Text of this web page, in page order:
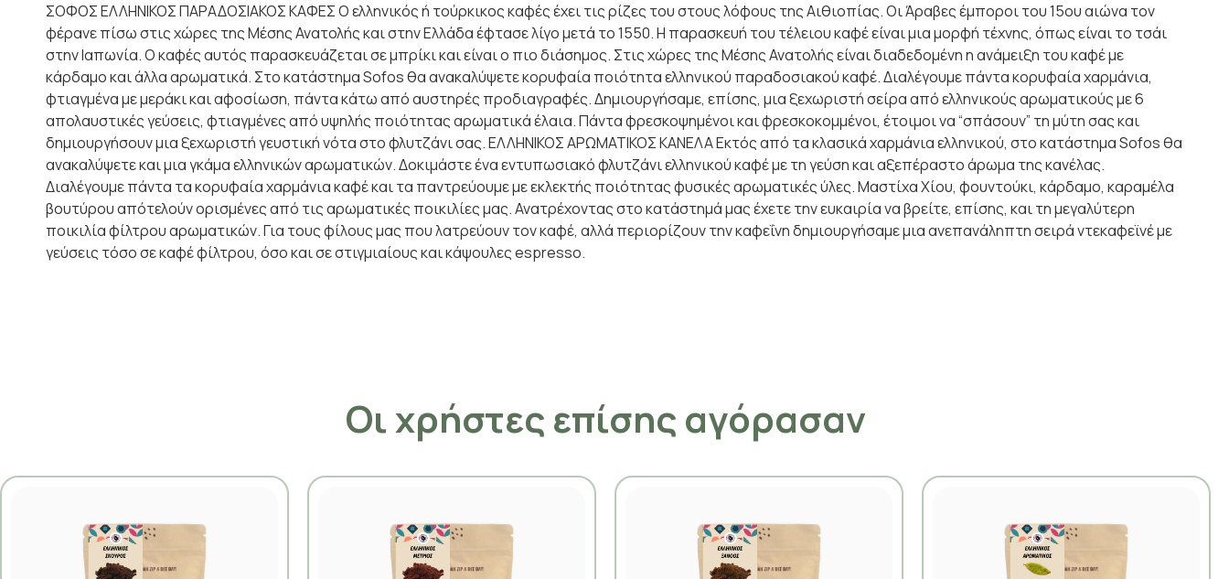
ΣΟΦΟΣ ΕΛΛΗΝΙΚΟΣ ΠΑΡΑΔΟΣΙΑΚΟΣ ΚΑΦΕΣ Ο ελληνικός ή τούρκικος καφές έχει τις ρίζες του στους λόφους της Αιθιοπίας. Οι Άραβες έμποροι του 15ου αιώνα τον
φέρανε πίσω στις χώρες της Μέσης Ανατολής και στην Ελλάδα έφτασε λίγο μετά το 1550. Η παρασκευή του τέλειου καφέ είναι μια μορφή τέχνης, όπως είναι τo τσάι
στην Ιαπωνία. Ο καφές αυτός παρασκευάζεται σε μπρίκι και είναι ο πιο διάσημος. Στις χώρες της Μέσης Ανατολής είναι διαδεδομένη η ανάμειξη του καφέ με
κάρδαμο και άλλα αρωματικά. Στο κατάστημα Sofos θα ανακαλύψετε κορυφαία ποιότητα ελληνικού παραδοσιακού καφέ. Διαλέγουμε πάντα κορυφαία χαρμάνια,
φτιαγμένα με μεράκι και αφοσίωση, πάντα κάτω από αυστηρές προδιαγραφές. Δημιουργήσαμε, επίσης, μια ξεχωριστή σείρα από ελληνικούς αρωματικούς με 6
απολαυστικές γεύσεις, φτιαγμένες από υψηλής ποιότητας αρωματικά έλαια. Πάντα φρεσκοψημένοι και φρεσκοκομμένοι, έτοιμοι να “σπάσουν” τη μύτη σας και
δημιουργήσουν μια ξεχωριστή γευστική νότα στο φλυτζάνι σας. ΕΛΛΗΝΙΚΟΣ ΑΡΩΜΑΤΙΚΟΣ ΚΑΝΕΛΑ Εκτός από τα κλασικά χαρμάνια ελληνικού, στο κατάστημα Sofos θα
ανακαλύψετε και μια γκάμα ελληνικών αρωματικών. Δοκιμάστε ένα εντυπωσιακό φλυτζάνι ελληνικού καφέ με τη γεύση και αξεπέραστο άρωμα της κανέλας.
Διαλέγουμε πάντα τα κορυφαία χαρμάνια καφέ και τα παντρεύουμε με εκλεκτής ποιότητας φυσικές αρωματικές ύλες. Μαστίχα Χίου, φουντούκι, κάρδαμο, καραμέλα
βουτύρου απότελούν ορισμένες από τις αρωματικές ποικιλίες μας. Ανατρέχοντας στο κατάστημά μας έχετε την ευκαιρία να βρείτε, επίσης, και τη μεγαλύτερη
ποικιλία φίλτρου αρωματικών. Για τους φίλους μας που λατρεύουν τον καφέ, αλλά περιορίζουν την καφεΐνη δημιουργήσαμε μια ανεπανάληπτη σειρά ντεκαφεϊνέ με
γεύσεις τόσο σε καφέ φίλτρου, όσο και σε στιγμιαίους και κάψουλες espresso.
Οι χρήστες επίσης αγόρασαν